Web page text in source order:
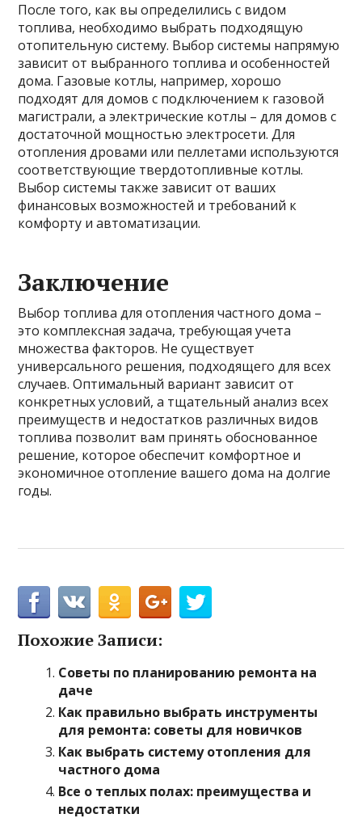
После того, как вы определились с видом
топлива, необходимо выбрать подходящую
отопительную систему. Выбор системы напрямую
зависит от выбранного топлива и особенностей
дома. Газовые котлы, например, хорошо
подходят для домов с подключением к газовой
магистрали, а электрические котлы – для домов с
достаточной мощностью электросети. Для
отопления дровами или пеллетами используются
соответствующие твердотопливные котлы.
Выбор системы также зависит от ваших
финансовых возможностей и требований к
комфорту и автоматизации.
Заключение
Выбор топлива для отопления частного дома –
это комплексная задача, требующая учета
множества факторов. Не существует
универсального решения, подходящего для всех
случаев. Оптимальный вариант зависит от
конкретных условий, а тщательный анализ всех
преимуществ и недостатков различных видов
топлива позволит вам принять обоснованное
решение, которое обеспечит комфортное и
экономичное отопление вашего дома на долгие
годы.
Похожие Записи:
Советы по планированию ремонта на
даче
Как правильно выбрать инструменты
для ремонта: советы для новичков
Как выбрать систему отопления для
частного дома
Все о теплых полах: преимущества и
недостатки